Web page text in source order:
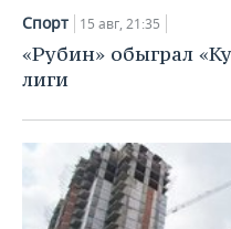
Спорт 15 авг, 21:35
«Рубин» обыграл
лиги